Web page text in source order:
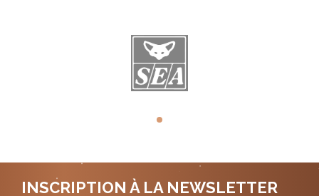
INSCRIPTION À LA NEWSLETTER